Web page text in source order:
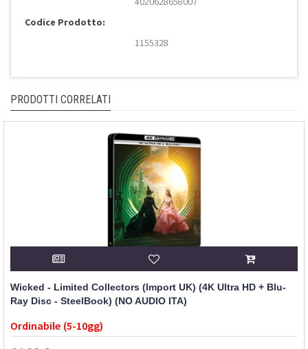
Codice Prodotto:
1155328
PRODOTTI CORRELATI
Wicked - Limited Collectors (Import UK) (4K Ultra HD + Blu-
Ray Disc - SteelBook) (NO AUDIO ITA)
Ordinabile (5-10gg)